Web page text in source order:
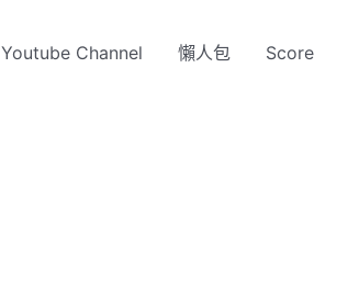
Youtube Channel 懶人包 Score